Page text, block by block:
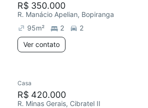
R$ 350.000
R. Manácio Apelian, Bopiranga
95m² 2
2
Ver contato
Casa
R$ 420.000
R. Minas Gerais, Cibratel II